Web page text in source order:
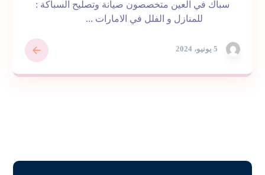
5 يونيو، 2024
سباك في العين متخصصون صيانة وتصليح السباكة :
للمنازل و الفلل في الامارات ...